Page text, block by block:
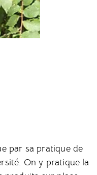
par sa pratique de
On y pratique la